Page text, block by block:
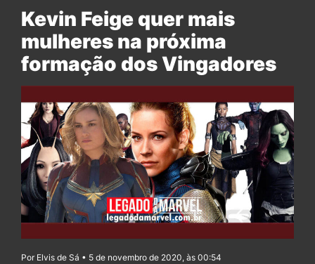
Kevin Feige quer mais
mulheres na próxima
formação dos Vingadores
Por Elvis de Sá • 5 de novembro de 2020, às 00:54